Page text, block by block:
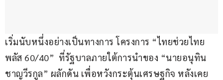
เริ่มนับหนึ่งอย่างเป็นทางการ โครงการ “ไทยช่วยไทย
พลัส 60/40”  ที่รัฐบาลภายใต้การนำของ “นายอนุทิน
ชาญวีรกูล” ผลักดัน เพื่อหวังกระตุ้นเศรษฐกิจ หลังเคย